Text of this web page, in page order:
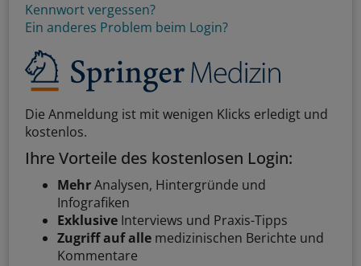
Kennwort vergessen?
Ein anderes Problem beim Login?
Die Anmeldung ist mit wenigen Klicks erledigt und
kostenlos.
Ihre Vorteile des kostenlosen Login:
MehrAnalysen, Hintergründe und
Infografiken
Exklusive Interviews und Praxis-Tipps
Zugriff auf alle medizinischen Berichte und
Kommentare